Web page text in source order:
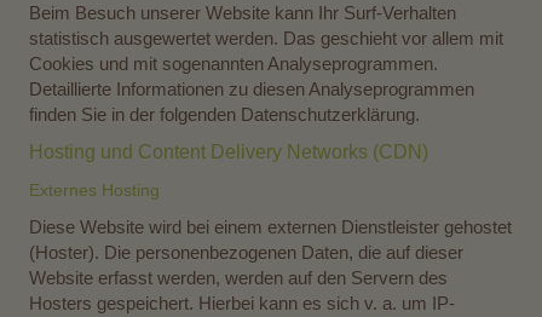
Beim Besuch unserer Website kann Ihr Surf-Verhalten
statistisch ausgewertet werden. Das geschieht vor allem mit
Cookies und mit sogenannten Analyseprogrammen.
Detaillierte Informationen zu diesen Analyseprogrammen
finden Sie in der folgenden Datenschutzerklärung.
Hosting und Content Delivery Networks (CDN)
Externes Hosting
Diese Website wird bei einem externen Dienstleister gehostet
(Hoster). Die personenbezogenen Daten, die auf dieser
Website erfasst werden, werden auf den Servern des
Hosters gespeichert. Hierbei kann es sich v. a. um IP-